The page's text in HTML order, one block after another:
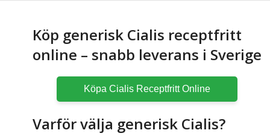
Köp generisk Cialis receptfritt
online – snabb leverans i Sverige
Köpa Cialis Receptfritt Online
Varför välja generisk Cialis?